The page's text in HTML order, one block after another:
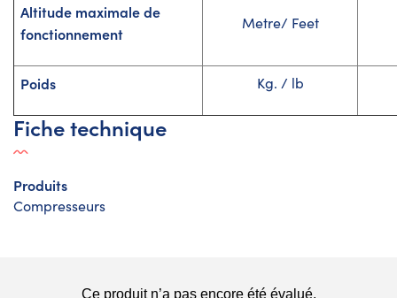
Altitude maximale de
fonctionnement
Metre/ Feet
Poids Kg. / lb
Fiche technique
Produits
Compresseurs